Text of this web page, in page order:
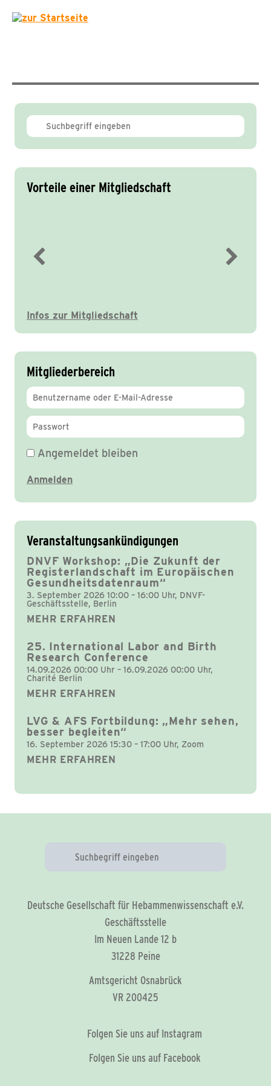
Vorteile einer Mitgliedschaft
Infos zur Mitgliedschaft
Mitgliederbereich
Angemeldet bleiben
Veranstaltungsankündigungen
DNVF Workshop: „Die Zukunft der
Registerlandschaft im Europäischen
Gesundheitsdatenraum“
3. September 2026 10:00 – 16:00 Uhr, DNVF-
Geschäftsstelle, Berlin
MEHR ERFAHREN
25. International Labor and Birth
Research Conference
14.09.2026 00:00 Uhr – 16.09.2026 00:00 Uhr,
Charité Berlin
MEHR ERFAHREN
LVG & AFS Fortbildung: „Mehr sehen,
besser begleiten“
16. September 2026 15:30 – 17:00 Uhr, Zoom
MEHR ERFAHREN
Deutsche Gesellschaft für Hebammenwissenschaft e.V.
Geschäftsstelle
Im Neuen Lande 12 b
31228 Peine
Amtsgericht Osnabrück
VR 200425
Folgen Sie uns auf Instagram
Folgen Sie uns auf Facebook